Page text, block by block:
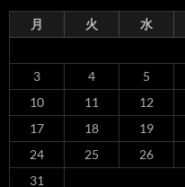
月 火 水
3
4 5
10
11 12
17
18 19
24
25 26
31